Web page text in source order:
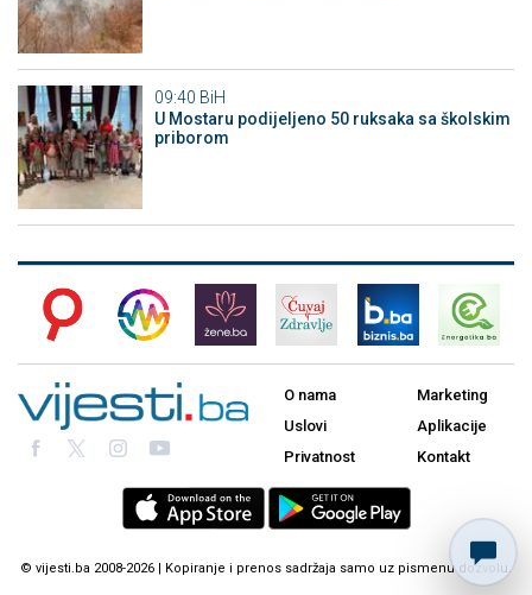
09:40 BiH
U Mostaru podijeljeno 50 ruksaka sa školskim
priborom
O nama
Uslovi
Privatnost
Marketing
Aplikacije
Kontakt
© vijesti.ba 2008-2026 | Kopiranje i prenos sadržaja samo uz pismenu dozvolu.